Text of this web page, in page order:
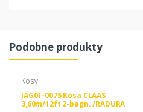
Podobne produkty
Kosy
JAG01-0075 Kosa CLAAS
3,60m/12ft 2-bagn. /RADURA